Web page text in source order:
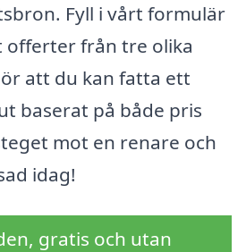
Fyll i vårt formulär
offerter från tre olika
att du kan fatta ett
baserat på både pris
mot en renare och
idag!
gratis och utan